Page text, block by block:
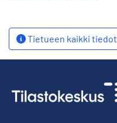
Tietueen kaikki tiedot